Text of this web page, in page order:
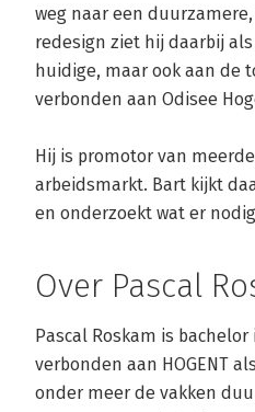
weg naar een
redesign ziet hij daarbij
huidige, maar ook aan de
verbonden aan Odisee
Hij is promotor van
arbeidsmarkt. Bart kijkt
en onderzoekt wat er
Over Pascal
Pascal Roskam is
verbonden aan HOGENT
onder meer de vakken